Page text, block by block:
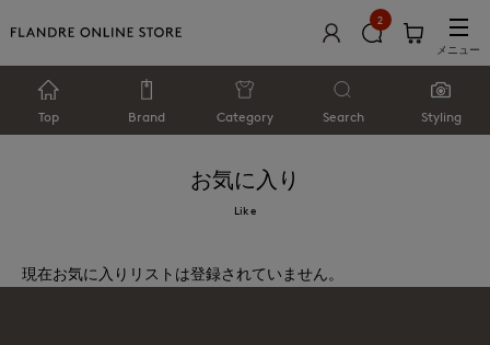
2
メニュー
Top Brand Category Search Styling
お気に入り
Like
現在お気に入りリストは登録されていません。